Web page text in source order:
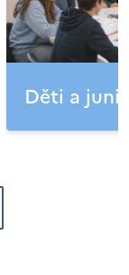
Děti a